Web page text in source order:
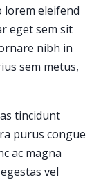
lorem eleifend
eget sem sit
nibh in
sem metus,
tincidunt
purus congue
ac magna
vel